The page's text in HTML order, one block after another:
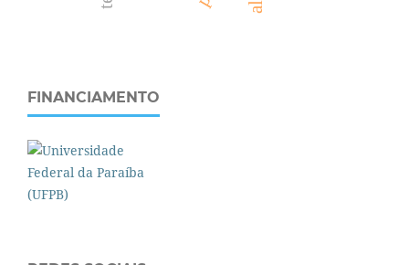
FINANCIAMENTO